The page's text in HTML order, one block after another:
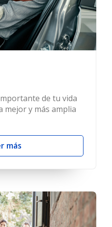
de tu vida
mejor y más amplia
más